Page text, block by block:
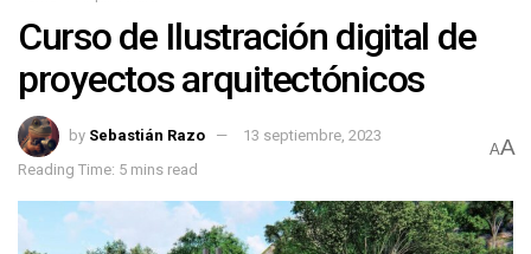
Curso de Ilustración digital de
proyectos arquitectónicos
by Sebastián Razo
13 septiembre, 2023
Reading Time: 5 mins read
AA